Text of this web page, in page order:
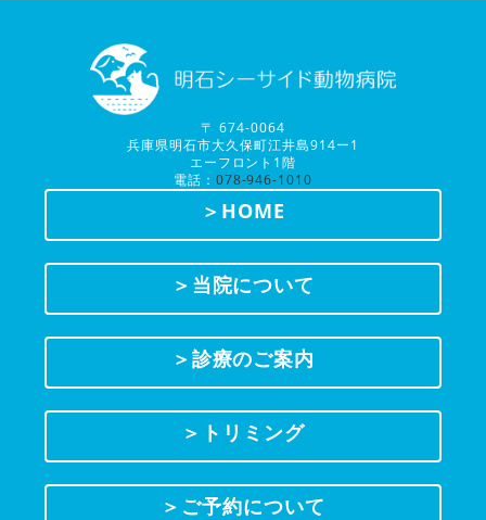
〒 674-0064
兵庫県明石市大久保町江井島914ー1
エーフロント1階
電話： 078-946-1010
＞HOME
＞当院について
＞診療のご案内
＞トリミング
＞ご予約について